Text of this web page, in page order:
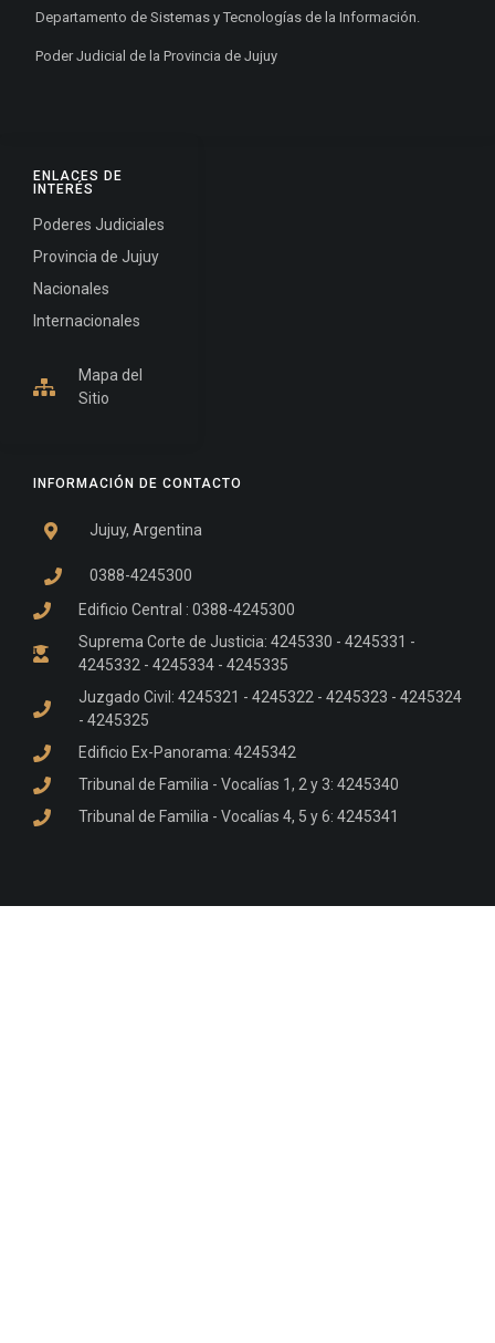
INFORMACIÓN DE CONTACTO
Jujuy, Argentina
0388-4245300
Edificio Central : 0388-4245300
Suprema Corte de Justicia: 4245330 - 4245331 -
4245332 - 4245334 - 4245335
Juzgado Civil: 4245321 - 4245322 - 4245323 - 4245324
- 4245325
Edificio Ex-Panorama: 4245342
Tribunal de Familia - Vocalías 1, 2 y 3: 4245340
Tribunal de Familia - Vocalías 4, 5 y 6: 4245341
ENLACES DE
INTERÉS
Poderes Judiciales
Provincia de Jujuy
Nacionales
Internacionales
Mapa del
Sitio
Departamento de Sistemas y Tecnologías de la Información.
Poder Judicial de la Provincia de Jujuy